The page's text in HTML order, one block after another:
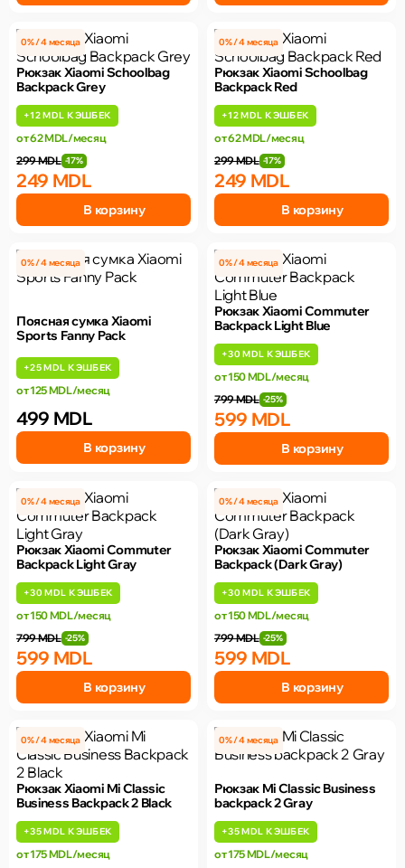
0% / 4 месяца
Рюкзак Xiaomi Schoolbag
Backpack Grey
+12 MDL КЭШБЕК
от 62 MDL/месяц
249 MDL
299 MDL -17%
В корзину
0% / 4 месяца
Рюкзак Xiaomi Schoolbag
Backpack Red
+12 MDL КЭШБЕК
от 62 MDL/месяц
249 MDL
299 MDL -17%
В корзину
0% / 4 месяца
Поясная сумка Xiaomi
Sports Fanny Pack
+25 MDL КЭШБЕК
от 125 MDL/месяц
499 MDL
В корзину
0% / 4 месяца
Рюкзак Xiaomi Commuter
Backpack Light Blue
+30 MDL КЭШБЕК
от 150 MDL/месяц
599 MDL
799 MDL -25%
В корзину
0% / 4 месяца
Рюкзак Xiaomi Commuter
Backpack Light Gray
+30 MDL КЭШБЕК
от 150 MDL/месяц
599 MDL
799 MDL -25%
В корзину
0% / 4 месяца
Рюкзак Xiaomi Commuter
Backpack (Dark Gray)
+30 MDL КЭШБЕК
от 150 MDL/месяц
599 MDL
799 MDL -25%
В корзину
0% / 4 месяца
Рюкзак Xiaomi Mi Classic
Business Backpack 2 Black
+35 MDL КЭШБЕК
от 175 MDL/месяц
0% / 4 месяца
Рюкзак Mi Classic Business
backpack 2 Gray
+35 MDL КЭШБЕК
от 175 MDL/месяц